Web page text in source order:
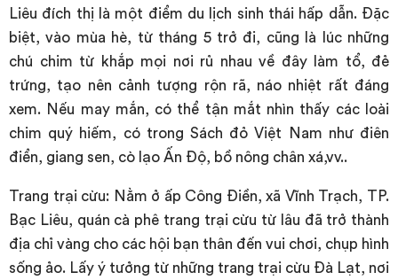
Liêu đích thị là một điểm du lịch sinh thái hấp dẫn. Đặc
biệt, vào mùa hè, từ tháng 5 trở đi, cũng là lúc những
chú chim từ khắp mọi nơi rủ nhau về đây làm tổ, đẻ
trứng, tạo nên cảnh tượng rộn rã, náo nhiệt rất đáng
xem. Nếu may mắn, có thể tận mắt nhìn thấy các loài
chim quý hiếm, có trong Sách đỏ Việt Nam như điên
điển, giang sen, cò lạo Ấn Độ, bồ nông chân xá,vv..
Trang trại cừu: Nằm ở ấp Công Điền, xã Vĩnh Trạch, TP.
Bạc Liêu, quán cà phê trang trại cừu từ lâu đã trở thành
địa chỉ vàng cho các hội bạn thân đến vui chơi, chụp hình
sống ảo. Lấy ý tưởng từ những trang trại cừu Đà Lạt, nơi